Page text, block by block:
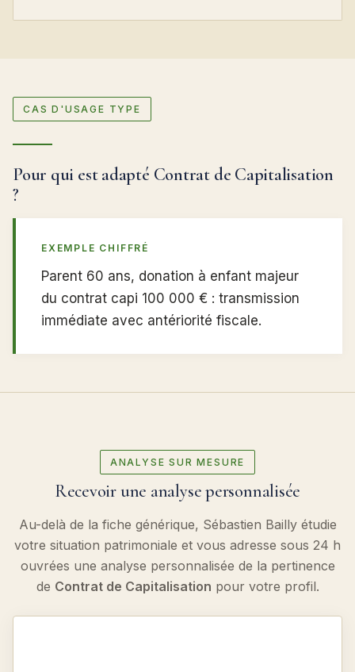
CAS D'USAGE TYPE
Pour qui est adapté Contrat de Capitalisation
?
EXEMPLE CHIFFRÉ
Parent 60 ans, donation à enfant majeur
du contrat capi 100 000 € : transmission
immédiate avec antériorité fiscale.
ANALYSE SUR MESURE
Recevoir une analyse personnalisée
Au-delà de la fiche générique, Sébastien Bailly étudie
votre situation patrimoniale et vous adresse sous 24 h
ouvrées une analyse personnalisée de la pertinence
de Contrat de Capitalisation pour votre profil.